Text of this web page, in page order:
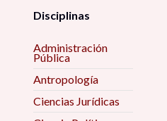
Disciplinas
Administración
Pública
Antropología
Ciencias Jurídicas